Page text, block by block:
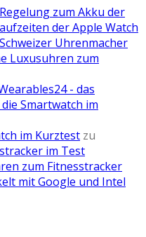
zum Akku der
der Apple Watch
Uhrenmacher
Luxusuhren zum
- das
Smartwatch im
im Kurztest zu
im Test
zum Fitnesstracker
mit Google und Intel